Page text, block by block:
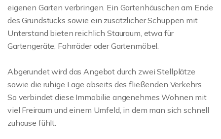
eigenen Garten verbringen. Ein Gartenhäuschen am Ende
des Grundstücks sowie ein zusätzlicher Schuppen mit
Unterstand bieten reichlich Stauraum, etwa für
Gartengeräte, Fahrräder oder Gartenmöbel.
Abgerundet wird das Angebot durch zwei Stellplätze
sowie die ruhige Lage abseits des fließenden Verkehrs.
So verbindet diese Immobilie angenehmes Wohnen mit
viel Freiraum und einem Umfeld, in dem man sich schnell
zuhause fühlt.